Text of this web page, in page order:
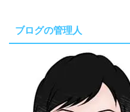
ブログの管理人